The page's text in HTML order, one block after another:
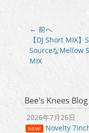
投
稿
ナ
ビ
シ
ョ
ン
← 前へ
前
の
投
【DJ Short MIX
SourceなMellow
MIX
Bee's Knees
2026年7月26日
NEW!
Novelty